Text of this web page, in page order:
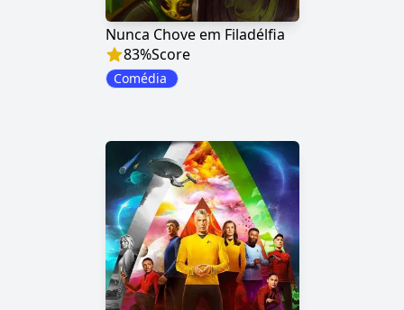
Nunca Chove em Filadélfia
83%Score
Comédia